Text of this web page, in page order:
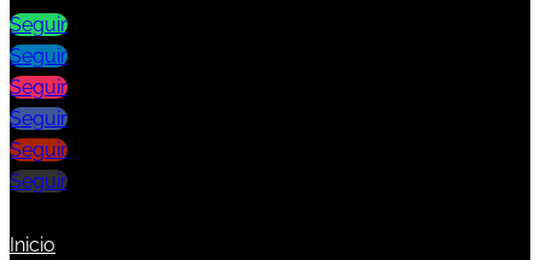
Seguir
Seguir
Seguir
Seguir
Seguir
Seguir
Inicio